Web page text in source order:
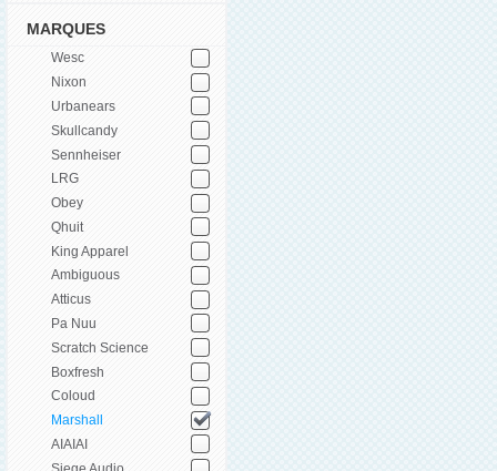
MARQUES
Wesc
Nixon
Urbanears
Skullcandy
Sennheiser
LRG
Obey
Qhuit
King Apparel
Ambiguous
Atticus
Pa Nuu
Scratch Science
Boxfresh
Coloud
Marshall
AIAIAI